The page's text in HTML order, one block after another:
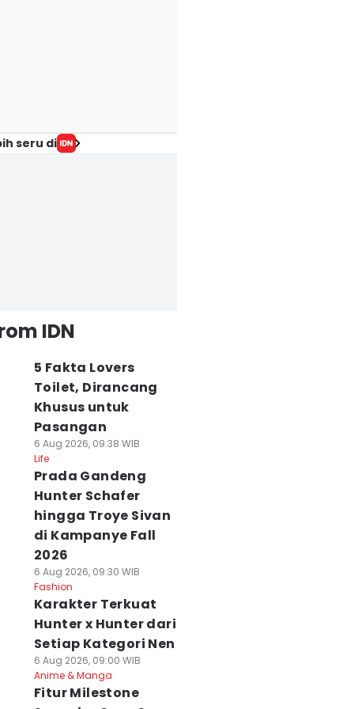
seru di
IDN
5 Fakta Lovers
Toilet, Dirancang
Khusus untuk
Pasangan
6 Aug 2026, 09:38 WIB
Life
Prada Gandeng
Hunter Schafer
hingga Troye Sivan
di Kampanye Fall
2026
6 Aug 2026, 09:30 WIB
Fashion
Karakter Terkuat
Hunter x Hunter dari
Setiap Kategori Nen
6 Aug 2026, 09:00 WIB
Anime & Manga
Fitur Milestone